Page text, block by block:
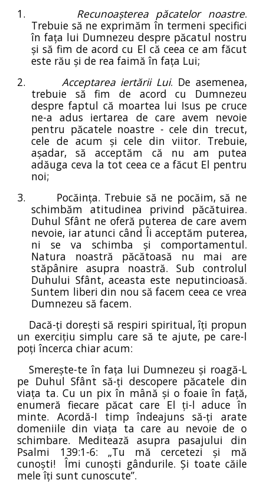
1.
Recunoașterea păcatelor noastre.
Trebuie să ne exprimăm în termeni specifici
în fața lui Dumnezeu despre păcatul nostru
și să fim de acord cu El că ceea ce am făcut
este rău și de rea faimă în fața Lui;
2.
Acceptarea iertării Lui. De asemenea,
trebuie să fim de acord cu Dumnezeu
despre faptul că moartea lui Isus pe cruce
ne-a adus iertarea de care avem nevoie
pentru păcatele noastre - cele din trecut,
cele de acum și cele din viitor. Trebuie,
așadar, să acceptăm că nu am putea
adăuga ceva la tot ceea ce a făcut El pentru
noi;
3.
Pocăința. Trebuie să ne pocăim, să ne
schimbăm atitudinea privind păcătuirea.
Duhul Sfânt ne oferă puterea de care avem
nevoie, iar atunci când Îi acceptăm puterea,
ni se va schimba și comportamentul.
Natura noastră păcătoasă nu mai are
stăpânire asupra noastră. Sub controlul
Duhului Sfânt, aceasta este neputincioasă.
Suntem liberi din nou să facem ceea ce vrea
Dumnezeu să facem.
Dacă-ți dorești să respiri spiritual, îți propun
un exercițiu simplu care să te ajute, pe care-l
poți încerca chiar acum:
Smerește-te în fața lui Dumnezeu și roagă-L
pe Duhul Sfânt să-ți descopere păcatele din
viața ta. Cu un pix în mână și o foaie în față,
enumeră fiecare păcat care El ți-l aduce în
minte. Acordă-I timp îndeajuns să-ți arate
domeniile din viața ta care au nevoie de o
schimbare. Meditează asupra pasajului din
Psalmi 139:1-6: „Tu mă cercetezi și mă
cunoști! Îmi cunoști gândurile. Și toate căile
mele îți sunt cunoscute”.